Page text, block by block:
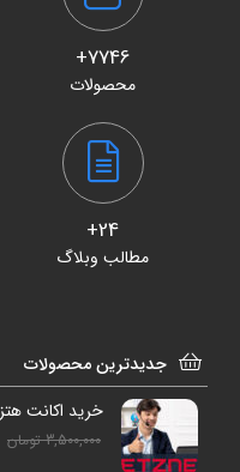
7746+
محصولات
24+
مطالب وبلاگ
جدیدترین محصولات
خرید اکانت
3,500,000 تومان